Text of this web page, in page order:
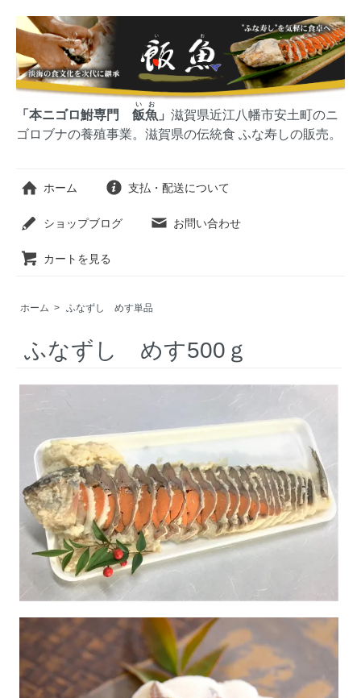
「本ニゴロ鮒専門 飯魚
いお
」 滋賀県近江八幡市安土町のニ
ゴロブナの養殖事業。滋賀県の伝統食 ふな寿しの販売。
ホーム 支払・配送について
ショップブログ お問い合わせ
カートを見る
ホーム > ふなずし めす単品
ふなずし めす500ｇ